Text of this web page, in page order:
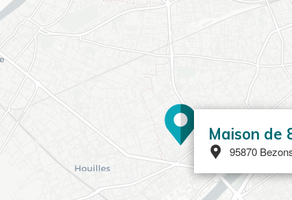
Maison de
95870